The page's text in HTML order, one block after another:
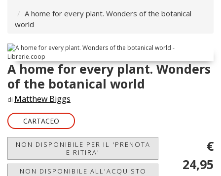
A home for every plant. Wonders of the botanical
world
A home for every plant. Wonders
of the botanical world
di Matthew Biggs
CARTACEO
NON DISPONIBILE PER IL 'PRENOTA
E RITIRA'
NON DISPONIBILE ALL'ACQUISTO
€
24,95